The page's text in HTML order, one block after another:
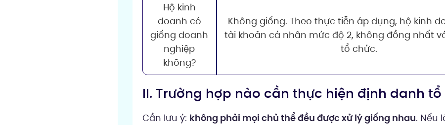
Hộ kinh
doanh có
giống doanh
nghiệp
không?
Không giống. Theo thực tiễn áp dụng, hộ kinh
tài khoản cá nhân mức độ 2, không đồng nhất
tổ chức.
II. Trường hợp nào cần thực hiện định danh
Cần lưu ý: không phải mọi chủ thể đều được xử lý giống nhau. Nếu